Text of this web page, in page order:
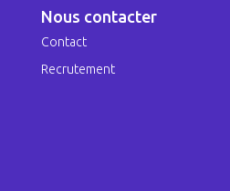
Nous contacter
Contact
Recrutement